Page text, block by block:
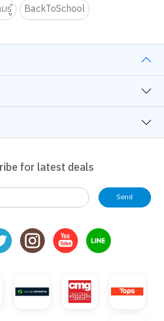
รู้
BackToSchool
for latest deals
Send